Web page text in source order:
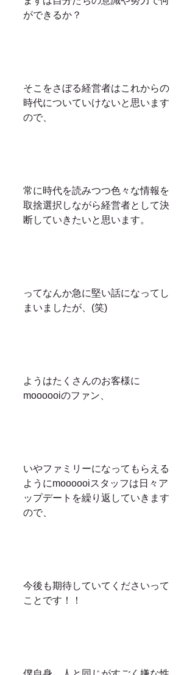
ができるか？
そこをさぼる経営者はこれからの
時代についていけないと思います
ので、
常に時代を読みつつ色々な情報を
取捨選択しながら経営者として決
断していきたいと思います。
ってなんか急に堅い話になってし
まいましたが、(笑)
ようはたくさんのお客様に
moooooiのファン、
いやファミリーになってもらえる
ようにmoooooiスタッフは日々ア
ップデートを繰り返していきます
ので、
今後も期待していてくださいって
ことです！！